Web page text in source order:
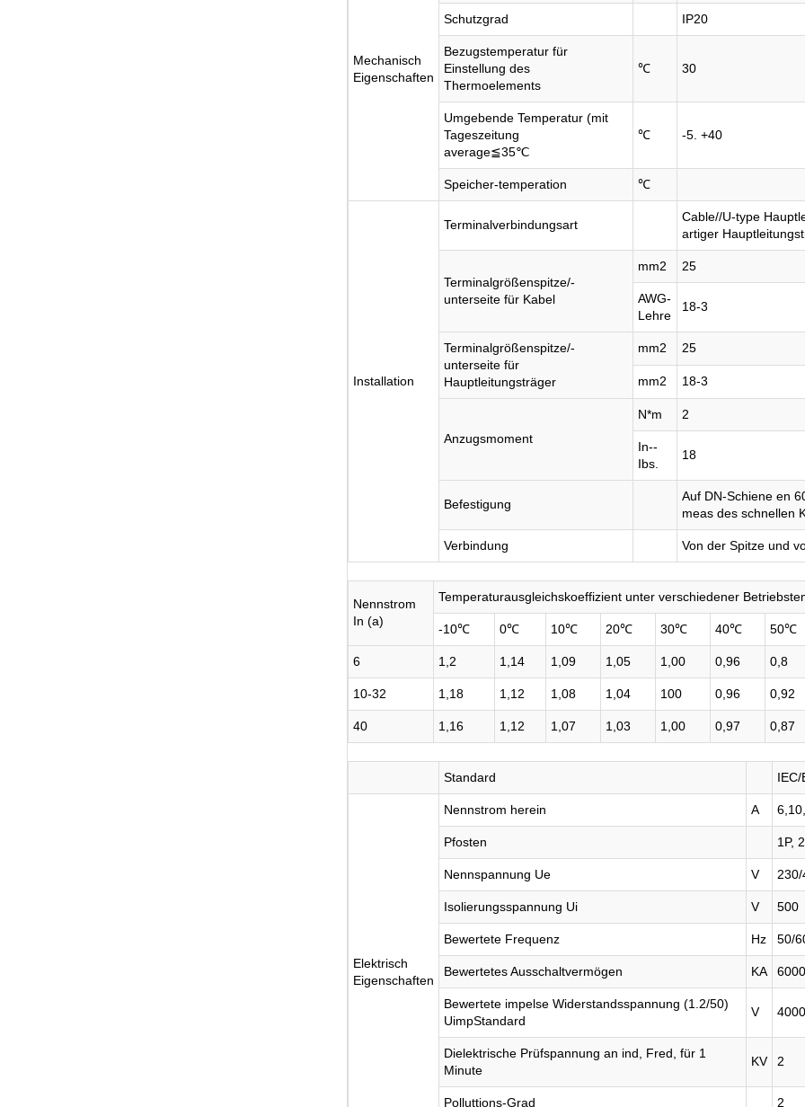
Mechanisch
Eigenschaften
Schutzgrad IP20
Bezugstemperatur für
Einstellung des
Thermoelements
℃ 30
Umgebende Temperatur (mit
Tageszeitung
average≦35℃
℃ -5. +40
Speicher-temperation ℃
Installation
Terminalverbindungsart
Cable//U-type
artiger
Terminalgrößenspitze/-
unterseite für Kabel
mm2 25
AWG-
Lehre
18-3
Terminalgrößenspitze/-
unterseite für
Hauptleitungsträger
mm2 25
mm2 18-3
Anzugsmoment
N*m 2
In--
Ibs.
18
Befestigung
Auf DN-Schiene en
meas des schnellen
Verbindung Von der Spitze und
Nennstrom
In (a)
Temperaturausgleichskoeffizient unter verschiedener
-10℃ 0℃ 10℃ 20℃ 30℃ 40℃ 50℃
6 1,2 1,14 1,09 1,05 1,00 0,96 0,8
10-32 1,18 1,12 1,08 1,04 100 0,96 0,92
40 1,16 1,12 1,07 1,03 1,00 0,97 0,87
Standard IEC/
Elektrisch
Eigenschaften
Nennstrom herein A
Pfosten 1P,
Nennspannung Ue V
Isolierungsspannung Ui V 500
Bewertete Frequenz Hz 50/
Bewertetes Ausschaltvermögen KA 6000
Bewertete impelse Widerstandsspannung (1.2/50)
UimpStandard
V 4000
Dielektrische Prüfspannung an ind, Fred, für 1
Minute
KV 2
Polluttions-Grad 2